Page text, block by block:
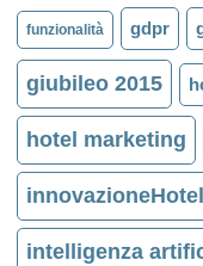
funzionalità gdpr
giubileo 2015
hotel marketing
innovazioneHotel
intelligenza